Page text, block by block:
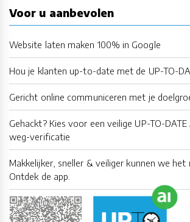
Voor u aanbevolen
Website laten maken 100% in Google
Hou je klanten up-to-date met de UP-TO-
Gericht online communiceren met je
Gehackt? Kies voor een veilige UP-TO-
weg-verificatie
Makkelijker, sneller & veiliger kunnen we het
Ontdek de app.